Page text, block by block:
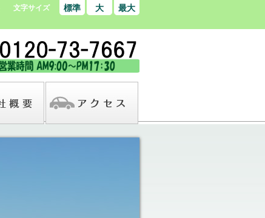
文字サイズ 最大
大
標準